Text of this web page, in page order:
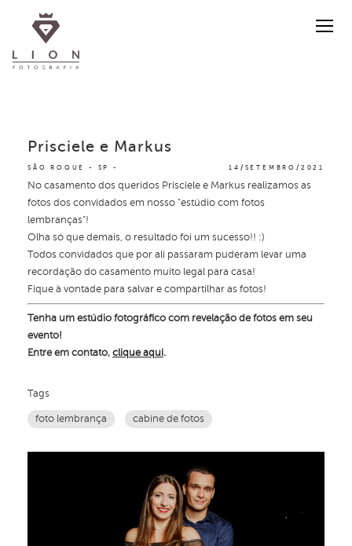
SÃO ROQUE - SP 14/SETEMBRO/2021
Prisciele e Markus
No casamento dos queridos Prisciele e Markus realizamos as
fotos dos convidados em nosso "estúdio com fotos
lembranças"!
Olha só que demais, o resultado foi um sucesso!! :)
Todos convidados que por ali passaram puderam levar uma
recordação do casamento muito legal para casa!
Fique à vontade para salvar e compartilhar as fotos!
Tenha um estúdio fotográfico com revelação de fotos em seu
evento!
Entre em contato, clique aqui.
Tags
foto lembrança cabine de fotos